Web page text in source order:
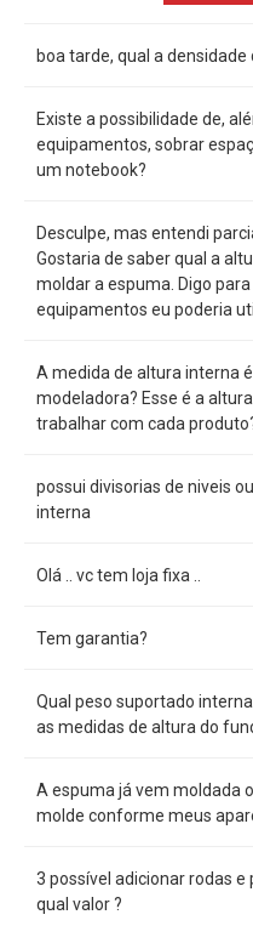
boa tarde, qual a densidade
Existe a possibilidade de,
equipamentos, sobrar
um notebook?
Desculpe, mas entendi
Gostaria de saber qual a
moldar a espuma. Digo
equipamentos eu poderia
A medida de altura interna
modeladora? Esse é a
trabalhar com cada
possui divisorias de niveis
interna
Olá .. vc tem loja fixa ..
Tem garantia?
Qual peso suportado
as medidas de altura do
A espuma já vem moldada
molde conforme meus
3 possível adicionar rodas e
qual valor ?